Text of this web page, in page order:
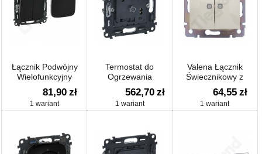
Łącznik Podwójny
Wielofunkcyjny
81,90 zł
1 wariant
Termostat do
Ogrzewania
Podłogowego
562,70 zł
1 wariant
Valena Łącznik
Świecznikowy z
Podwójnym
Wskaźnikiem (2
Wskaźniki) Krem
64,55 zł
1 wariant